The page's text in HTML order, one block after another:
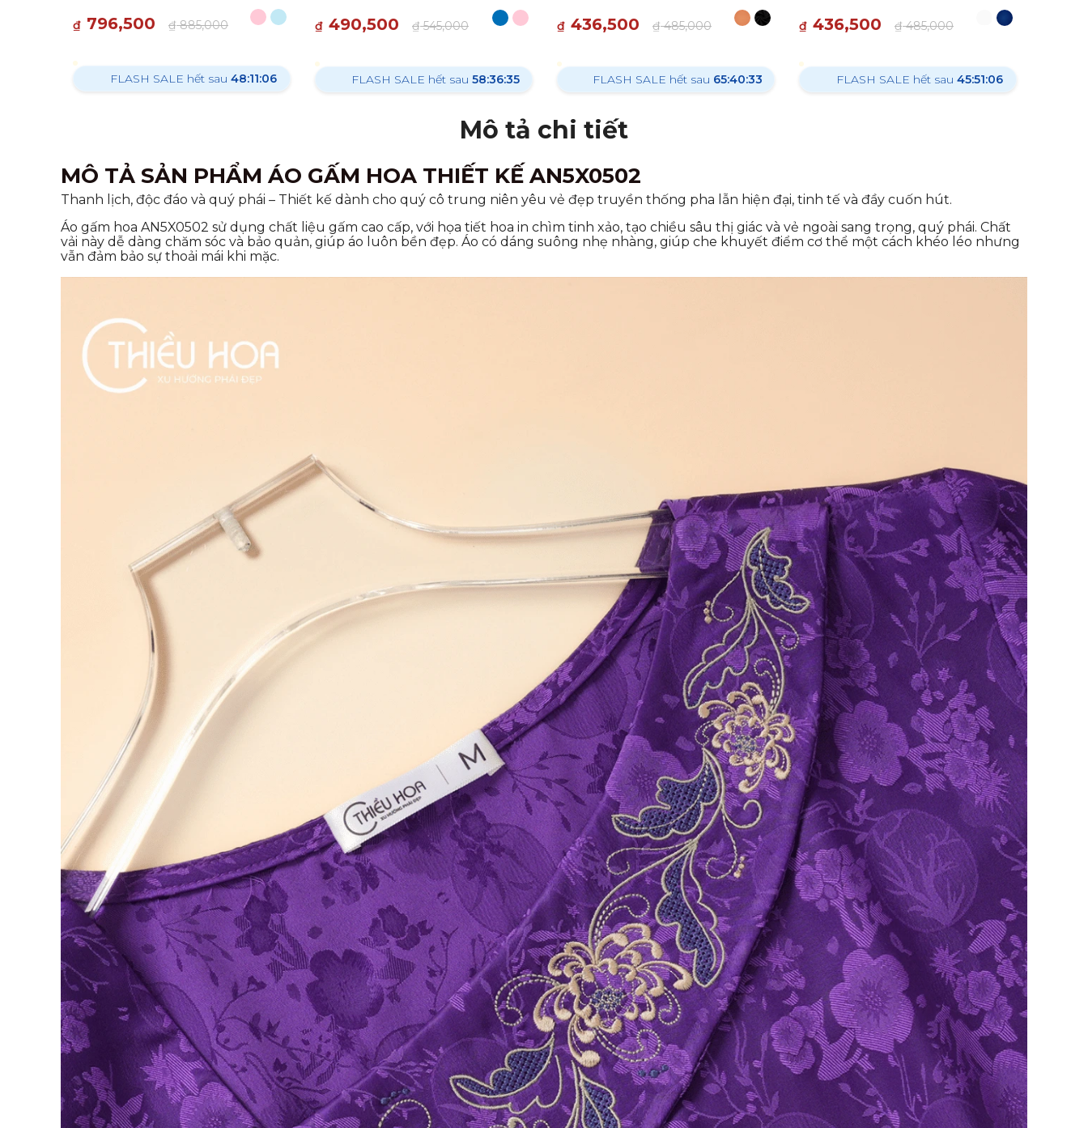
₫ 796,500 ₫885,000
FLASH SALE hết sau 48:11:04
₫ 490,500 ₫545,000
FLASH SALE hết sau 58:36:33
₫ 436,500 ₫485,000
FLASH SALE hết sau 65:40:31
₫ 436,500 ₫485,000
FLASH SALE hết sau 45:51:04
Mô tả chi tiết
MÔ TẢ SẢN PHẨM ÁO GẤM HOA THIẾT KẾ AN5X0502
Thanh lịch, độc đáo và quý phái – Thiết kế dành cho quý cô trung niên yêu vẻ đẹp truyền thống pha lẫn hiện đại, tinh tế và đầy cuốn hút.
Áo gấm hoa AN5X0502 sử dụng chất liệu gấm cao cấp, với họa tiết hoa in chìm tinh xảo, tạo chiều sâu thị giác và vẻ ngoài sang trọng, quý phái. Chất
vải này dễ dàng chăm sóc và bảo quản, giúp áo luôn bền đẹp. Áo có dáng suông nhẹ nhàng, giúp che khuyết điểm cơ thể một cách khéo léo nhưng
vẫn đảm bảo sự thoải mái khi mặc.